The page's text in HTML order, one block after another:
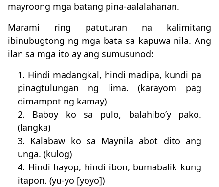
mayroong mga batang pina-aalalahanan.
Marami ring patuturan na kalimitang
ibinubugtong ng mga bata sa kapuwa nila. Ang
ilan sa mga ito ay ang sumusunod:
1. Hindi madangkal, hindi madipa, kundi pa
pinagtulungan ng lima. (karayom pag
dimampot ng kamay)
2. Baboy ko sa pulo, balahibo’y pako.
(langka)
3. Kalabaw ko sa Maynila abot dito ang
unga. (kulog)
4. Hindi hayop, hindi ibon, bumabalik kung
itapon. (yu-yo [yoyo])